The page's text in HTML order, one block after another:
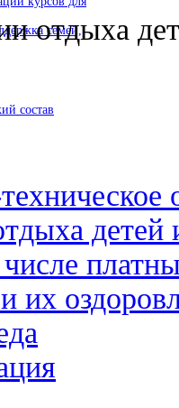
семей,
отдыха
состав
детей
их